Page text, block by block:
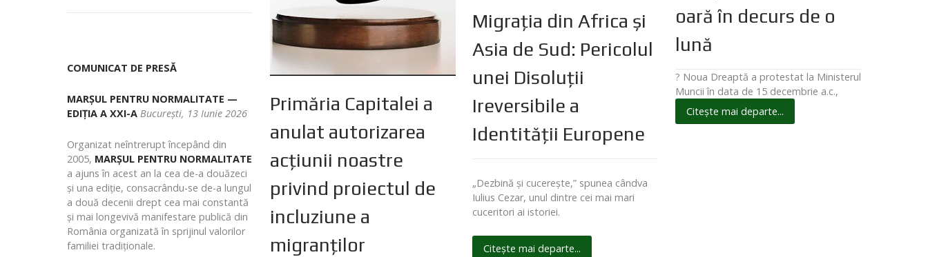
COMUNICAT DE PRESĂ
MARȘUL PENTRU NORMALITATE —
EDIȚIA A XXI-A București, 13 Iunie 2026
Organizat neîntrerupt începând din
2005, MARȘUL PENTRU NORMALITATE
a ajuns în acest an la cea de-a douăzeci
și una ediție, consacrându-se de-a lungul
a două decenii drept cea mai constantă
și mai longevivă manifestare publică din
România organizată în sprijinul valorilor
familiei tradiționale.
Primăria Capitalei a
anulat autorizarea
acțiunii noastre
privind proiectul de
incluziune a
migranților
Migrația din Africa și
Asia de Sud: Pericolul
unei Disoluții
Ireversibile a
Identității Europene
„Dezbină și cucerește,” spunea cândva
Iulius Cezar, unul dintre cei mai mari
cuceritori ai istoriei.
Citește mai departe...
oară în decurs de o
lună
? Noua Dreaptă a protestat la Ministerul
Muncii în data de 15 decembrie a.c.,
Citește mai departe...